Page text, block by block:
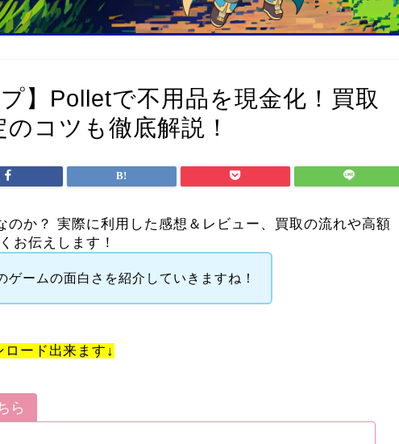
】Polletで不用品を現金化！買取
コツも徹底解説！
のか？ 実際に利用した感想＆レビュー、買取の流れや高額
お伝えします！
ゲームの面白さを紹介していきますね！
ロード出来ます↓
ら